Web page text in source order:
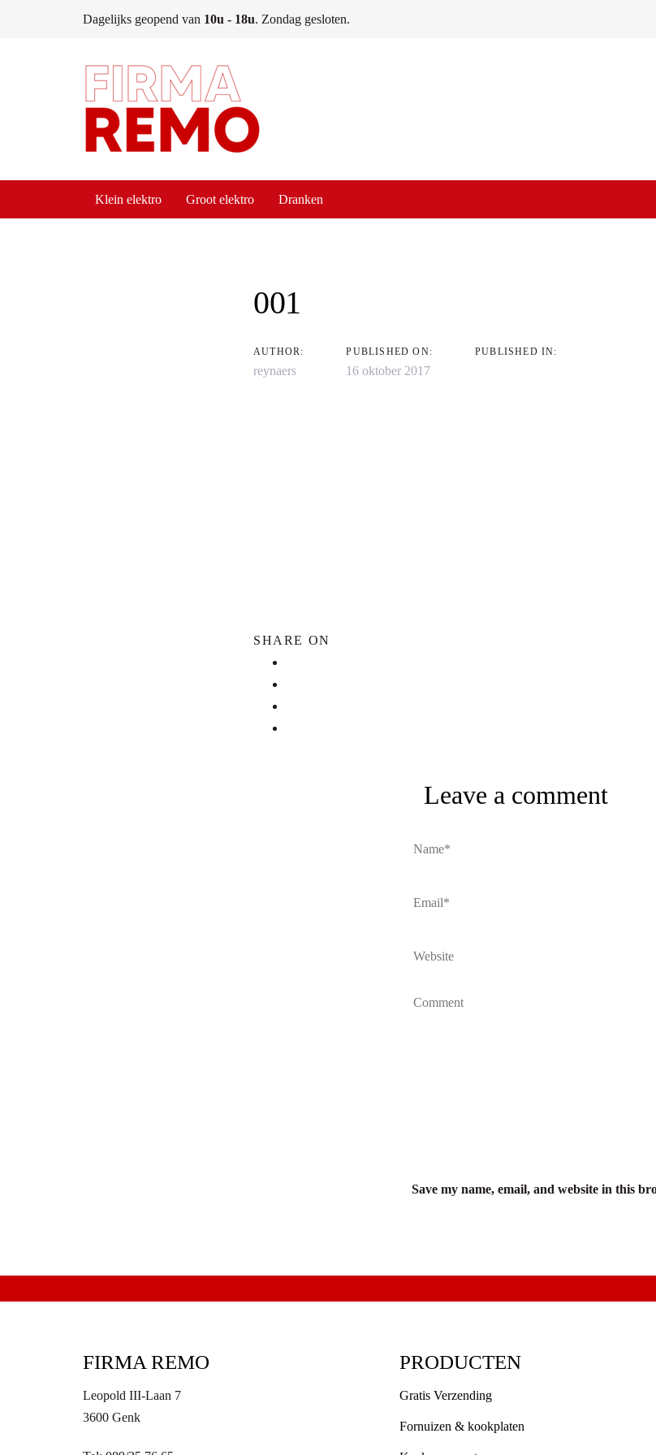
Dagelijks geopend van 10u - 18u. Zondag gesloten.
Klein elektro Groot elektro Dranken
001
AUTHOR:
reynaers
PUBLISHED ON:
16 oktober 2017
PUBLISHED IN:
SHARE ON
Leave a comment
Save my name, email, and website in this
FIRMA REMO
Leopold III-Laan 7
3600 Genk
PRODUCTEN
Gratis Verzending
Fornuizen & kookplaten